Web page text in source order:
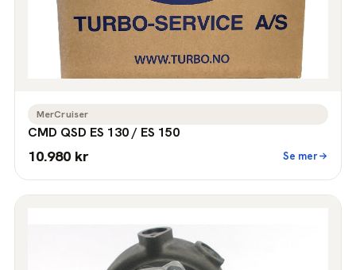
MerCruiser
CMD QSD ES 130 / ES 150
10.980 kr Se mer